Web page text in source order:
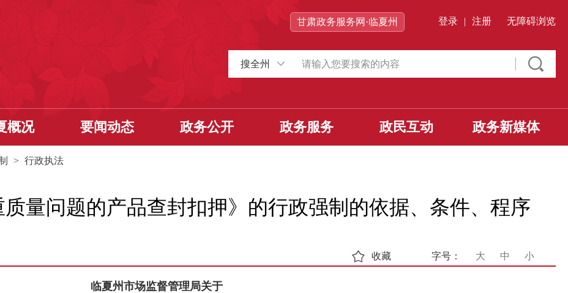
甘肃政务服务网·临夏州 登录 | 注册 无障碍浏览
搜全州
概况 要闻动态 政务公开 政务服务 政民互动 政务新媒体
> 行政执法
量问题的产品查封扣押》的行政强制的依据、条件、程序
字号： 大 中 小
收藏
临夏州市场监督管理局关于